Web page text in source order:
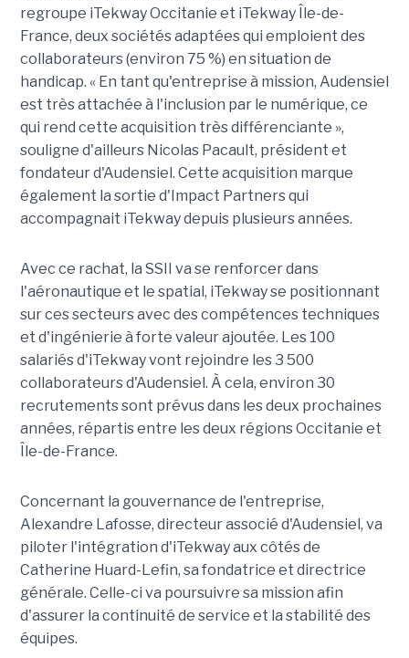
regroupe iTekway Occitanie et iTekway Île-de-
France, deux sociétés adaptées qui emploient des
collaborateurs (environ 75 %) en situation de
handicap. « En tant qu'entreprise à mission, Audensiel
est très attachée à l'inclusion par le numérique, ce
qui rend cette acquisition très différenciante »,
souligne d'ailleurs Nicolas Pacault, président et
fondateur d'Audensiel. Cette acquisition marque
également la sortie d'Impact Partners qui
accompagnait iTekway depuis plusieurs années.
Avec ce rachat, la SSII va se renforcer dans
l'aéronautique et le spatial, iTekway se positionnant
sur ces secteurs avec des compétences techniques
et d'ingénierie à forte valeur ajoutée. Les 100
salariés d'iTekway vont rejoindre les 3 500
collaborateurs d'Audensiel. À cela, environ 30
recrutements sont prévus dans les deux prochaines
années, répartis entre les deux régions Occitanie et
Île-de-France.
Concernant la gouvernance de l'entreprise,
Alexandre Lafosse, directeur associé d'Audensiel, va
piloter l'intégration d'iTekway aux côtés de
Catherine Huard-Lefin, sa fondatrice et directrice
générale. Celle-ci va poursuivre sa mission afin
d'assurer la continuité de service et la stabilité des
équipes.